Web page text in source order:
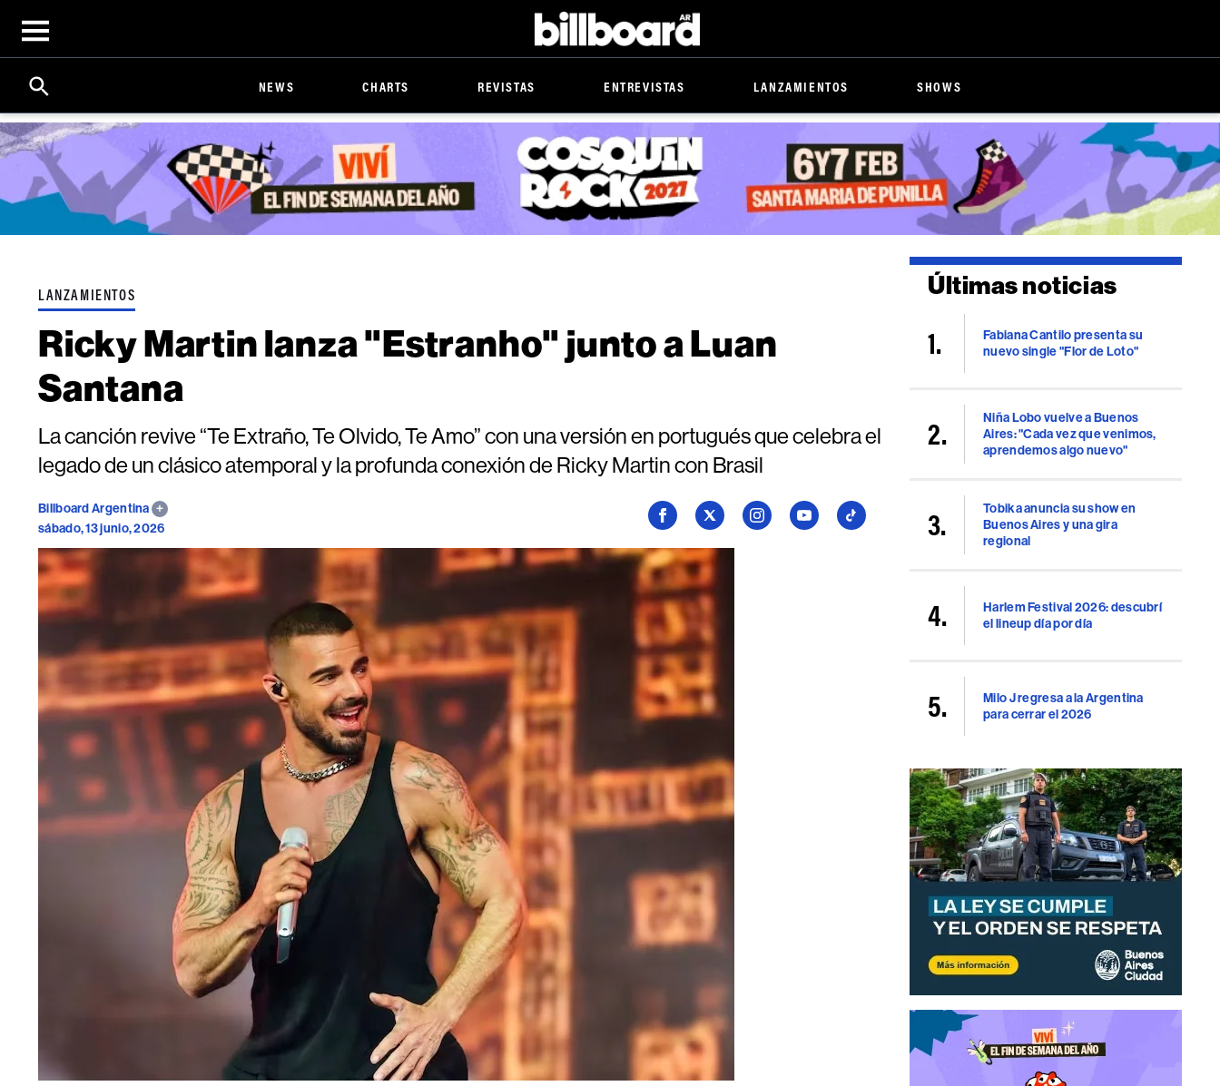
Open
menu
Billboard
Search
Click
Expand
Search
Input
NEWS CHARTS REVISTAS ENTREVISTAS LANZAMIENTOS SHOWS
LANZAMIENTOS
Ricky Martin lanza "Estranho" junto a Luan
Santana
La canción revive “Te Extraño, Te Olvido, Te Amo” con una versión en portugués que celebra el
legado de un clásico atemporal y la profunda conexión de Ricky Martin con Brasil
Billboard Argentina
sábado, 13 junio, 2026
Seguí
Billboard
en
Facebook
Seguí
Billboard
X
Seguí
Seguí
Seguí
Últimas noticias
Fabiana Cantilo presenta su
nuevo single "Flor de Loto"
Niña Lobo vuelve a Buenos
Aires: "Cada vez que venimos,
aprendemos algo nuevo"
Tobika anuncia su show en
Buenos Aires y una gira
regional
Harlem Festival 2026: descubrí
el lineup día por día
Milo J regresa a la Argentina
para cerrar el 2026